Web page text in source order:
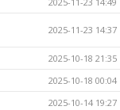
2025-11-23 14:37
2025-10-18 21:35
2025-10-18 00:04
2025-10-14 19:27